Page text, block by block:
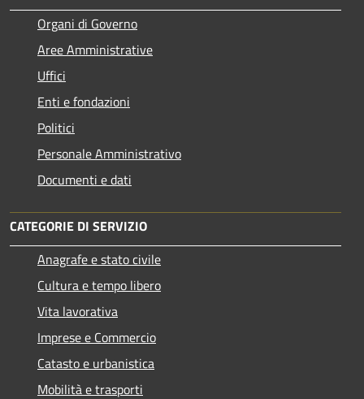
Organi di Governo
Aree Amministrative
Uffici
Enti e fondazioni
Politici
Personale Amministrativo
Documenti e dati
CATEGORIE DI SERVIZIO
Anagrafe e stato civile
Cultura e tempo libero
Vita lavorativa
Imprese e Commercio
Catasto e urbanistica
Mobilità e trasporti